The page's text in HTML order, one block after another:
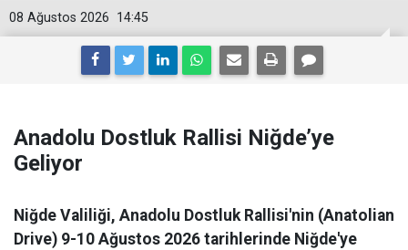
14:45
08 Ağustos 2026
Anadolu Dostluk Rallisi Niğde’ye
Geliyor
Niğde Valiliği, Anadolu Dostluk Rallisi'nin (Anatolian
Drive) 9-10 Ağustos 2026 tarihlerinde Niğde'ye